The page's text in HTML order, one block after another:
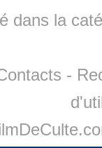
dans la
-